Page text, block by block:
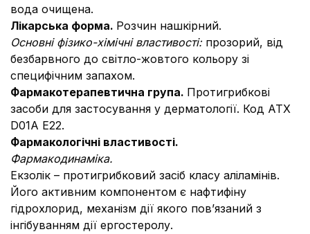
вода очищена.
Лікарська форма. Розчин нашкірний.
Основні фізико-хімічні властивості: прозорий, від
безбарвного до світло-жовтого кольору зі
специфічним запахом.
Фармакотерапевтична група. Протигрибкові
засоби для застосування у дерматології. Код АТХ
D01A E22.
Фармакологічні властивості.
Фармакодинаміка.
Екзолік – протигрибковий засіб класу аліламінів.
Його активним компонентом є нафтифіну
гідрохлорид, механізм дії якого пов’язаний з
інгібуванням дії ергостеролу.